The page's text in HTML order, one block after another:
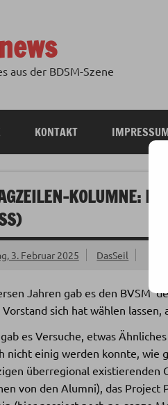
aus der BDSM-Szene
KONTAKT
KOLUMNE:
3. Februar 2025 DasSeil
Jahren gab es den BVSM 
sich hat wählen
es Versuche, etwas
nicht einig werden konnte, wie
überregional existierenden
von den Alumni), das Project